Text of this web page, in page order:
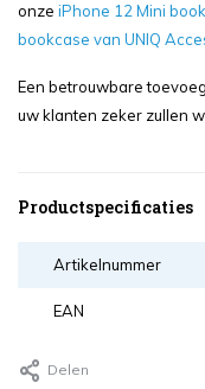
onze iPhone 12 Mini
bookcase van UNIQ
Een betrouwbare
uw klanten zeker zullen
Productspecificaties
Artikelnummer
EAN
Delen